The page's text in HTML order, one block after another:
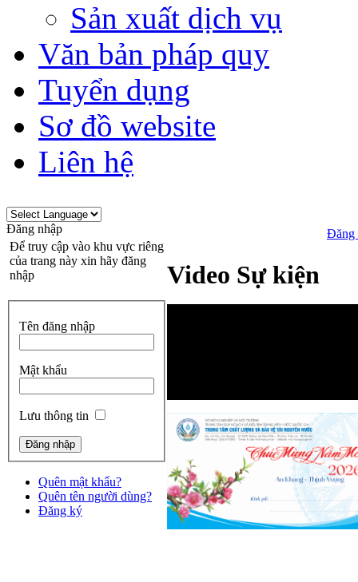
Sản xuất dịch vụ
Văn bản pháp quy
Tuyển dụng
Sơ đồ website
Liên hệ
Đăng nhập
Để truy cập vào khu vực riêng
của trang này xin hãy đăng
nhập
Tên đăng nhập
Mật khẩu
Lưu thông tin
Quên mật khẩu?
Quên tên người dùng?
Đăng ký
Đăng
Video Sự kiện